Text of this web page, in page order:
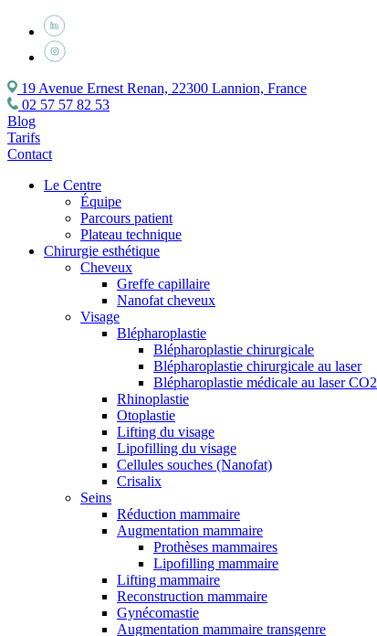
19 Avenue Ernest Renan, 22300 Lannion, France
02 57 57 82 53
Blog
Tarifs
Contact
Le Centre
Équipe
Parcours patient
Plateau technique
Chirurgie esthétique
Cheveux
Greffe capillaire
Nanofat cheveux
Visage
Blépharoplastie
Blépharoplastie chirurgicale
Blépharoplastie chirurgicale au laser
Blépharoplastie médicale au laser CO2
Rhinoplastie
Otoplastie
Lifting du visage
Lipofilling du visage
Cellules souches (Nanofat)
Crisalix
Seins
Réduction mammaire
Augmentation mammaire
Prothèses mammaires
Lipofilling mammaire
Lifting mammaire
Reconstruction mammaire
Gynécomastie
Augmentation mammaire transgenre